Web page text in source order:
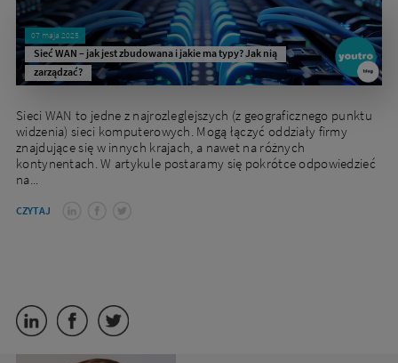
07 maja 2025
Sieć WAN – jak jest zbudowana i jakie ma typy? Jak nią
zarządzać?
Sieci WAN to jedne z najrozleglejszych (z geograficznego punktu
widzenia) sieci komputerowych. Mogą łączyć oddziały firmy
znajdujące się w innych krajach, a nawet na różnych
kontynentach. W artykule postaramy się pokrótce odpowiedzieć
na...
CZYTAJ